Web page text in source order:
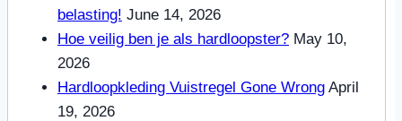
belasting! June 14, 2026
Hoe veilig ben je als hardloopster? May 10,
2026
Hardloopkleding Vuistregel Gone Wrong April
19, 2026